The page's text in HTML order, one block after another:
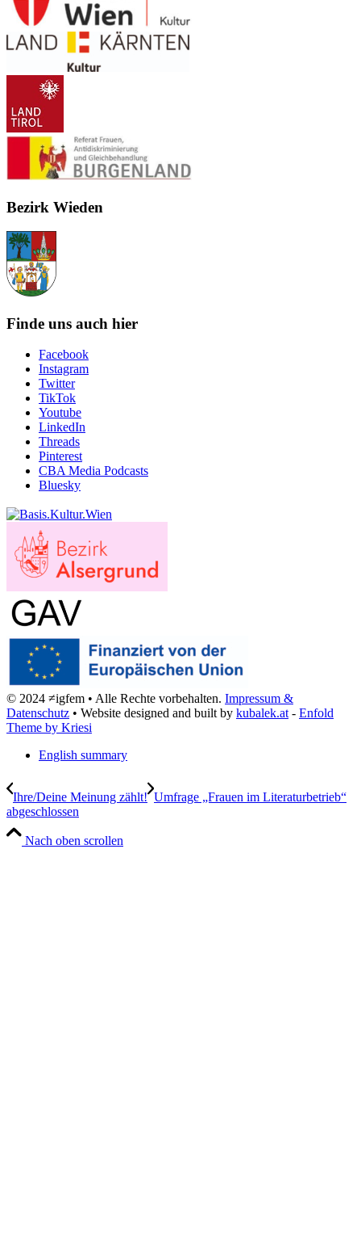
Bezirk Wieden
Finde uns auch hier
Facebook
Instagram
Twitter
TikTok
Youtube
LinkedIn
Threads
Pinterest
CBA Media Podcasts
Bluesky
© 2024 ≠igfem • Alle Rechte vorbehalten. Impressum &
Datenschutz • Website designed and built by kubalek.at - Enfold
Theme by Kriesi
English summary
Ihre/Deine Meinung zählt! Umfrage „Frauen im Literaturbetrieb“
abgeschlossen
Nach oben scrollen